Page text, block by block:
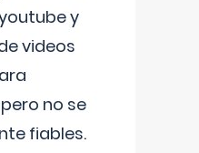
y
videos
no se
fiables.